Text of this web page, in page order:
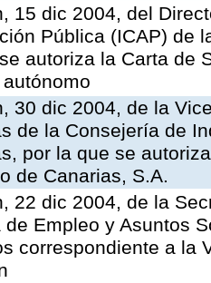
15 dic 2004, del
Pública (ICAP) de
autoriza la Carta de
30 dic 2004, de la
de la Consejería de
por la que se
de Canarias, S.A.
22 dic 2004, de la
de Empleo y Asuntos
correspondiente a la